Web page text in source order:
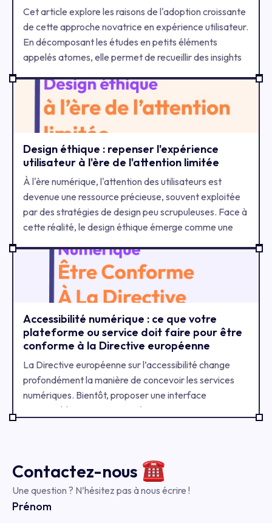
Cet article explore les raisons de l'adoption croissante
de cette approche novatrice en expérience utilisateur.
En décomposant les études en petits éléments
appelés atomes, elle permet de recueillir des insights
efficacement. Découvrez comment l'Atomic UX
Research peut transformer votre compréhension et
amélioration de l'expérience utilisateur.
Design éthique : repenser l'expérience
utilisateur à l'ère de l'attention limitée
À l'ère numérique, l'attention des utilisateurs est
devenue une ressource précieuse, souvent exploitée
par des stratégies de design peu scrupuleuses. Face à
cette réalité, le design éthique émerge comme une
utilisateur respectueuses et équilibrées.
Accessibilité numérique : ce que votre
plateforme ou service doit faire pour être
conforme à la Directive européenne
La Directive européenne sur l’accessibilité change
profondément la manière de concevoir les services
numériques. Bientôt, proposer une interface
inaccessible sera aussi risqué que mettre en vente un
Contactez-nous
Une question ? N’hésitez pas à nous écrire !
Prénom